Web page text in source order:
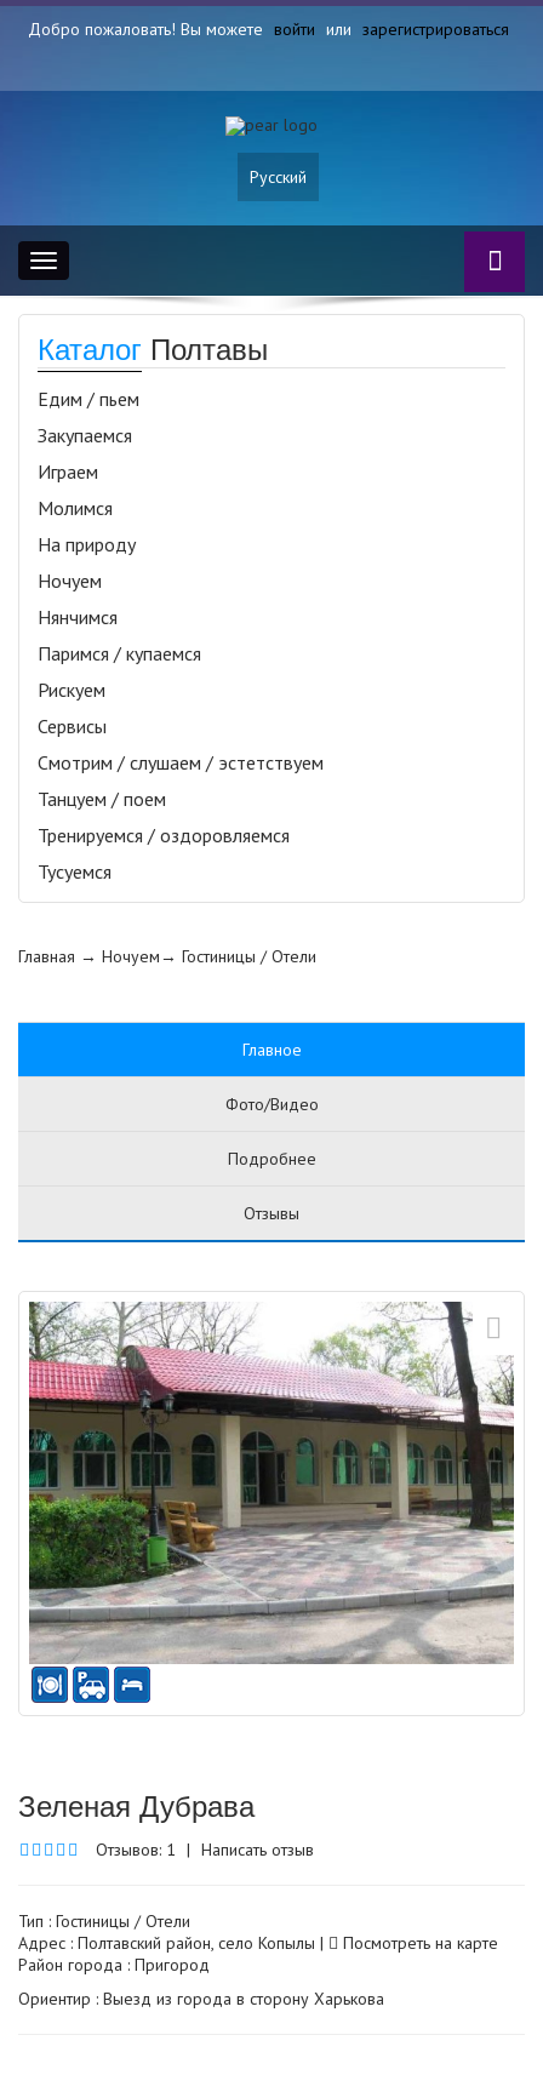
Добро пожаловать! Вы можете войти или зарегистрироваться
Русский
Toggle
navigation
Каталог Полтавы
Едим / пьем
Закупаемся
Играем
Молимся
На природу
Ночуем
Нянчимся
Паримся / купаемся
Рискуем
Сервисы
Смотрим / слушаем / эстетствуем
Танцуем / поем
Тренируемся / оздоровляемся
Тусуемся
Главная → Ночуем→ Гостиницы / Отели
Главное
Фото/Видео
Подробнее
Отзывы
Зеленая Дубрава
Отзывов: 1 | Написать отзыв
Тип : Гостиницы / Отели
Адрес : Полтавский район, село Копылы |
Посмотреть на карте
Район города : Пригород
Ориентир : Выезд из города в сторону Харькова